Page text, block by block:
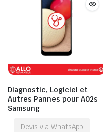
Diagnostic, Logiciel et
Autres Pannes pour A02s
Samsung
Devis via WhatsApp